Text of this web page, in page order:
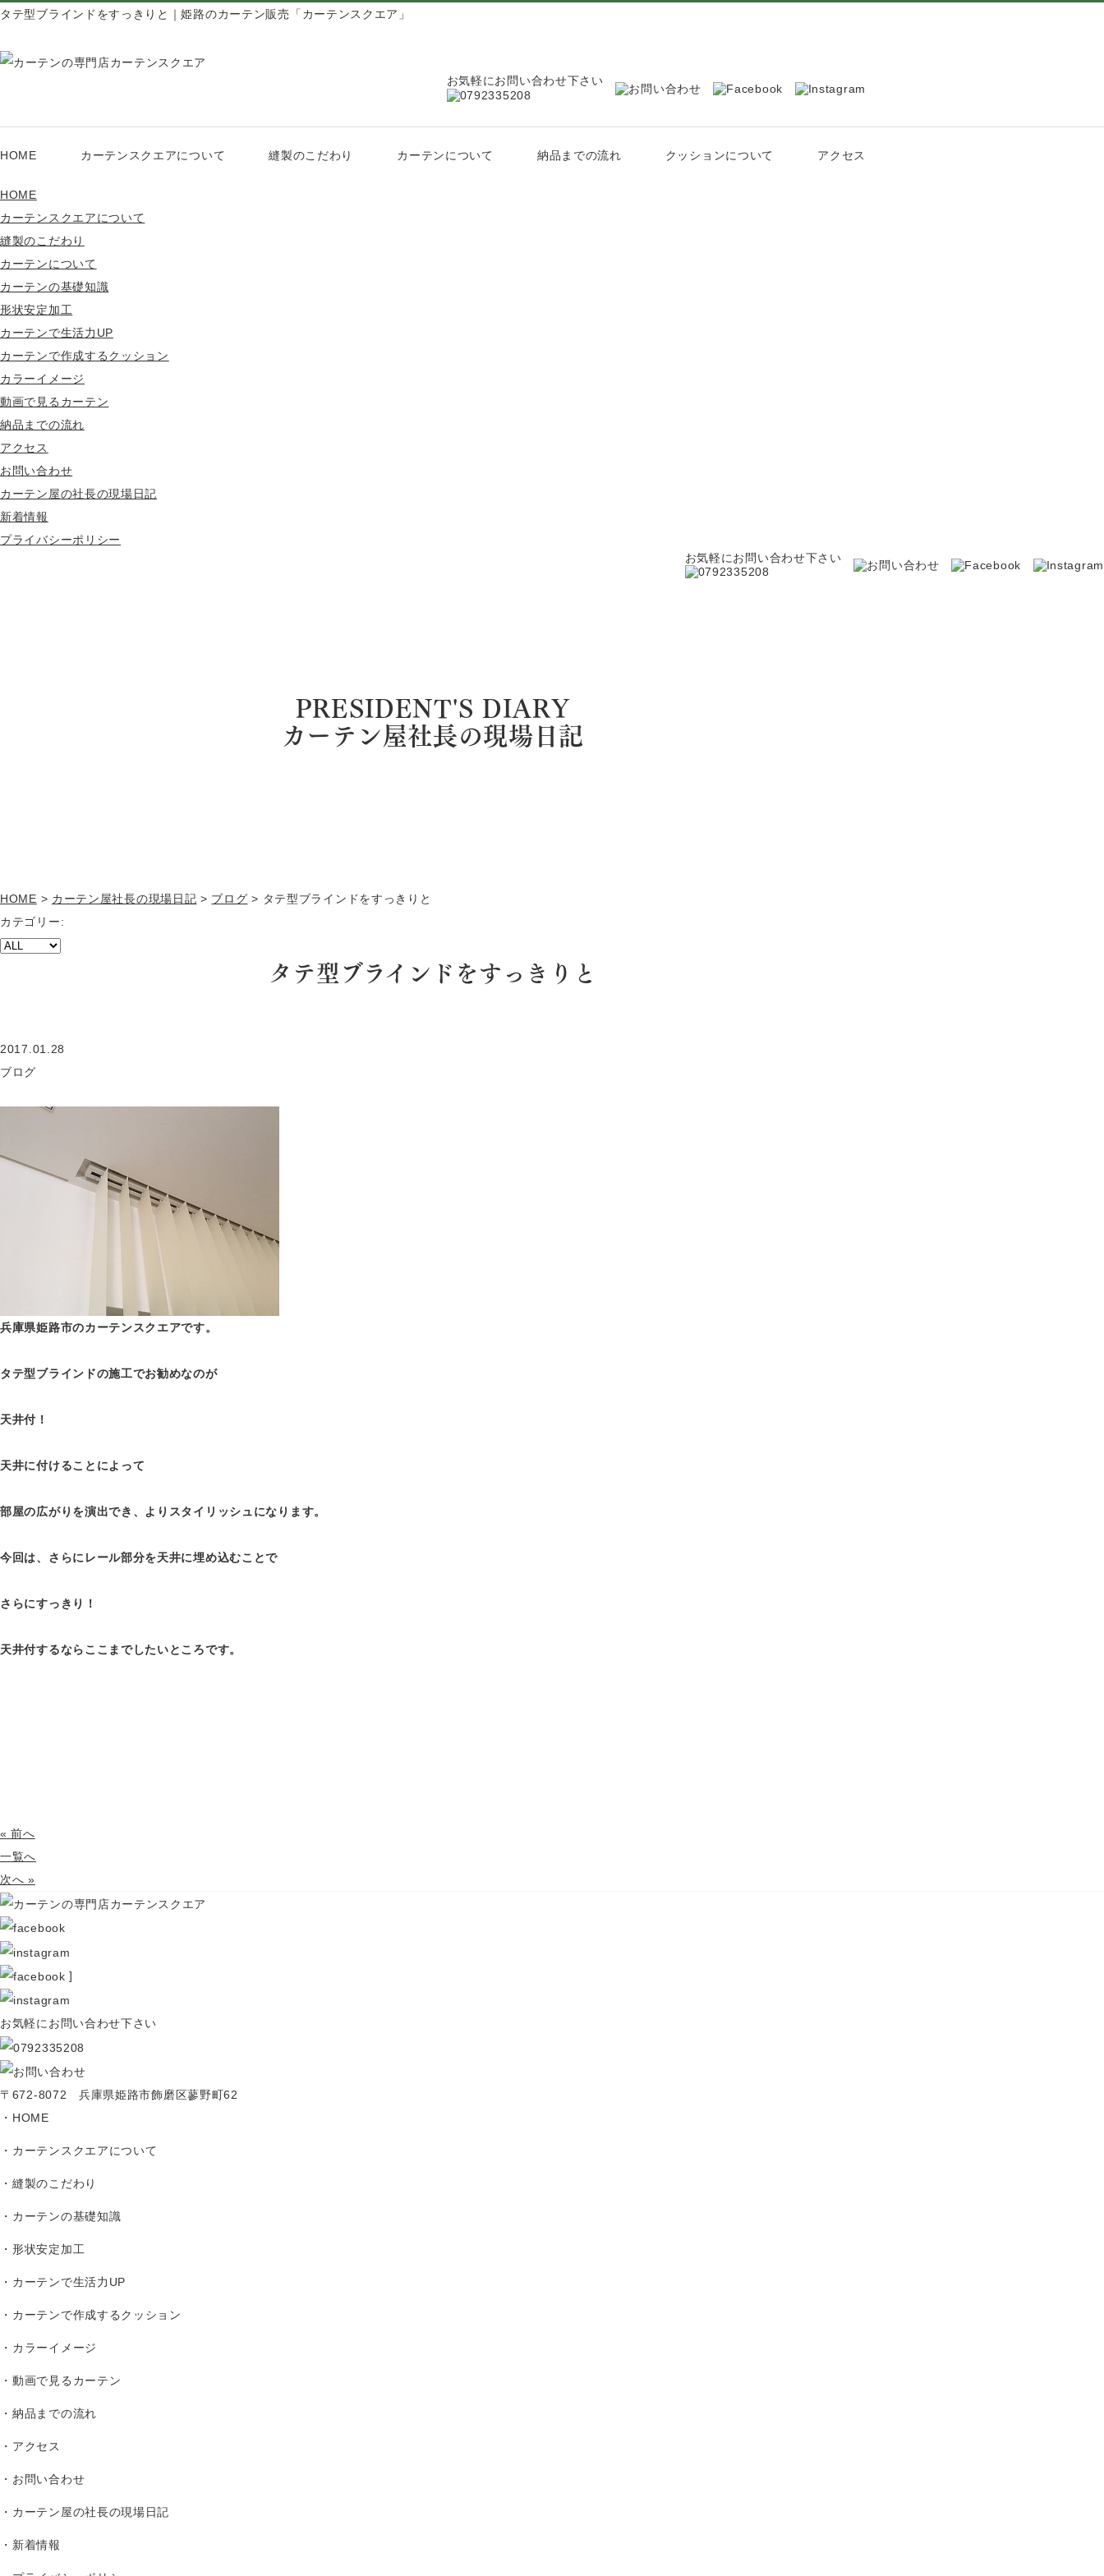
タテ型ブラインドをすっきりと｜姫路のカーテン販売「カーテンスクエア」
お気軽にお問い合わせ下さい
HOME カーテンスクエアについて 縫製のこだわり カーテンについて 納品までの流れ クッションについて アクセス
HOME
カーテンスクエアについて
縫製のこだわり
カーテンについて
カーテンの基礎知識
形状安定加工
カーテンで生活力UP
カーテンで作成するクッション
カラーイメージ
動画で見るカーテン
納品までの流れ
アクセス
お問い合わせ
カーテン屋の社長の現場日記
新着情報
プライバシーポリシー
お気軽にお問い合わせ下さい
PRESIDENT'S DIARY
カーテン屋社長の現場日記
HOME > カーテン屋社長の現場日記 > ブログ > タテ型ブラインドをすっきりと
カテゴリー:
タテ型ブラインドをすっきりと
2017.01.28
ブログ
兵庫県姫路市のカーテンスクエアです。
タテ型ブラインドの施工でお勧めなのが
天井付！
天井に付けることによって
部屋の広がりを演出でき、よりスタイリッシュになります。
今回は、さらにレール部分を天井に埋め込むことで
さらにすっきり！
天井付するならここまでしたいところです。
« 前へ
一覧へ
次へ »
]
お気軽にお問い合わせ下さい
〒672-8072 兵庫県姫路市飾磨区蓼野町62
HOME
カーテンスクエアについて
縫製のこだわり
カーテンの基礎知識
形状安定加工
カーテンで生活力UP
カーテンで作成するクッション
カラーイメージ
動画で見るカーテン
納品までの流れ
アクセス
お問い合わせ
カーテン屋の社長の現場日記
新着情報